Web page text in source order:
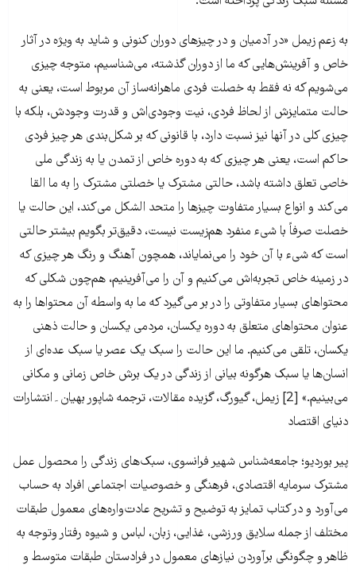
به زعم زیمل «در آدمیان و در چیزهای دوران کنونی و شاید به ویژه در آثار
خاص و آفرینش‌هایی که ما از دوران گذشته، می‌شناسیم، متوجه چیزی
می‌شویم که نه فقط به خصلت فردی ماهرانه‌ساز آن مربوط است، یعنی به
حالت متمایزش از لحاظ فردی، نیت وجودی‌اش و قدرت وجودش، بلکه با
چیزی کلی در آنها نیز نسبت دارد، با قانونی که بر شکل‌بندی هر چیز فردی
حاکم است، یعنی هر چیزی که به دوره خاص از تمدن یا به زندگی ملی
خاصی تعلق داشته باشد، حالتی مشترک یا خصلتی مشترک را به ما القا
می‌کند و انواع بسیار متفاوت چیزها را متحد الشکل می‌کند، این حالت یا
خصلت صرفاً با شیء منفرد هم‌زیست نیست، دقیق‌تر بگویم بیشتر حالتی
است که شیء با آن خود را می‌نمایاند، همچون آهنگ و رنگ هر چیزی که
در زمینه خاص تجربه‌اش می‌کنیم و آن را می‌آفرینیم، هم‌چون شکلی که
محتواهای بسیار متفاوتی را در بر می‌گیرد که ما به واسطه آن محتواها را به
عنوان محتواهای متعلق به دوره یکسان، مردمی یکسان و حالت ذهنی
یکسان، تلقی می‌کنیم. ما این حالت را سبک یک عصر یا سبک عده‌ای از
انسان‌ها یا سبک هرگونه بیانی از زندگی در یک برش خاص زمانی و مکانی
می‌بینیم.» [2] زیمل، گیورگ، گزیده مقالات، ترجمه شاپور بهیان۔انتشارات
دنیای اقتصاد
پیر بوردیو؛ جامعه‌شناس شهیر فرانسوی، سبک‌های زندگی را محصول عمل
مشترک سرمایه اقتصادی، فرهنگی و خصوصیات اجتماعی افراد به حساب
می‌آورد و در کتاب تمایز به توضیح و تشریح عادت‌واره‌های معمول طبقات
مختلف از جمله سلایق ورزشی، غذایی، زبان، لباس و شیوه رفتار وتوجه به
ظاهر و چگونگی برآوردن نیازهای معمول در فرادستان طبقات متوسط و